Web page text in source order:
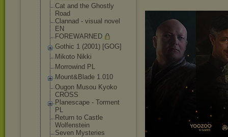
Cat and the Ghostly
Road
Clannad - visual novel
EN
FOREWARNED
Gothic 1 (2001) [GOG]
Mikoto Nikki
Morrowind PL
Mount&Blade 1.010
Ougon Musou Kyoko
CROSS
Planescape - Torment
PL
Return to Castle
Wolfenstein
Seven Mysteries